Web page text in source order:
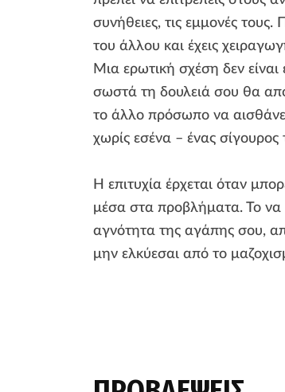
συνήθειες, τις εμμονές
του άλλου και έχεις
Μια ερωτική σχέση δεν είναι
σωστά τη δουλειά σου θα
το άλλο πρόσωπο να
χωρίς εσένα – ένας
Η επιτυχία έρχεται όταν
μέσα στα προβλήματα. Το να
αγνότητα της αγάπης σου,
μην ελκύεσαι από το